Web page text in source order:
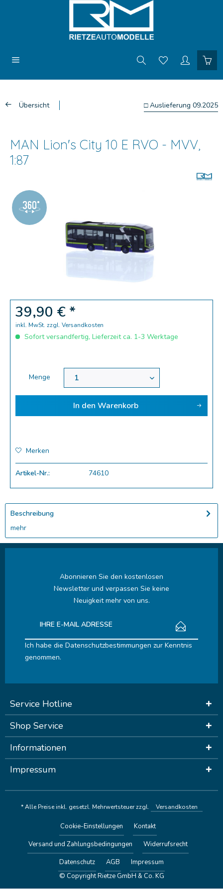
Übersicht □ Auslieferung 09.2025
MAN Lion's City 10 E RVO - MVV,
1:87
39,90 € *
inkl. MwSt. zzgl. Versandkosten
Sofort versandfertig, Lieferzeit ca. 1-3 Werktage
Menge
In den Warenkorb
Merken
Artikel-Nr.: 74610
Beschreibung
mehr
Abonnieren Sie den kostenlosen
Newsletter und verpassen Sie keine
Neuigkeit mehr von uns.
Ich habe die Datenschutzbestimmungen zur Kenntnis
genommen.
Service Hotline
Shop Service
Informationen
Impressum
* Alle Preise inkl. gesetzl. Mehrwertsteuer zzgl. Versandkosten
Cookie-Einstellungen
Kontakt
Versand und Zahlungsbedingungen
Widerrufsrecht
Datenschutz
AGB
Impressum
© Copyright Rietze GmbH & Co. KG